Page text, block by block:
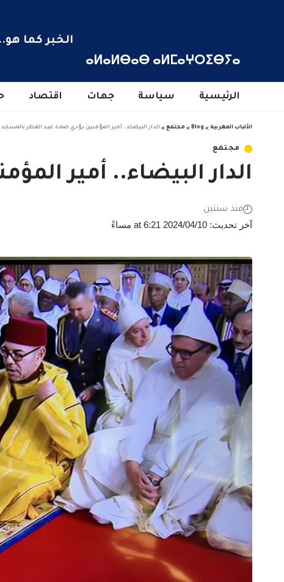
ⴰⵍⴰⵍⴱⴰⴱ ⴰⵍⵎⴰⵖⵔⵉⴱⵢⴰ
الخبر كما
الرئيسية سياسة جهات اقتصاد
الألباب المغربية >
Blog
> مجتمع > الدار البيضاء.. أمير المؤمنين يؤدي صلاة عيد الفطر
مجتمع
الدار البيضاء.. أمير
آخر تحديث: 2024/04/10 at 6:21 مساءً
منذ سنتين